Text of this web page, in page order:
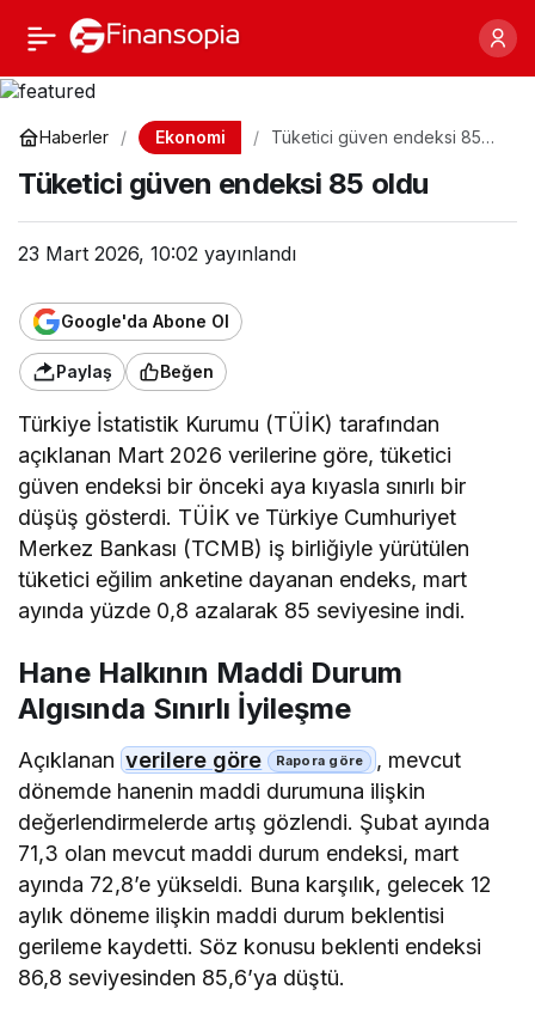
Haberler Ekonomi
Tüketici güven endeksi 85
Tüketici güven endeksi 85 oldu
23 Mart 2026, 10:02 yayınlandı
Google'da Abone Ol
Paylaş Beğen
Türkiye İstatistik Kurumu (TÜİK) tarafından
açıklanan Mart 2026 verilerine göre, tüketici
güven endeksi bir önceki aya kıyasla sınırlı bir
düşüş gösterdi. TÜİK ve Türkiye Cumhuriyet
Merkez Bankası (TCMB) iş birliğiyle yürütülen
tüketici eğilim anketine dayanan endeks, mart
ayında yüzde 0,8 azalarak 85 seviyesine indi.
Hane Halkının Maddi Durum
Algısında Sınırlı İyileşme
Açıklanan verilere göre
, mevcut
dönemde hanenin maddi durumuna ilişkin
değerlendirmelerde artış gözlendi. Şubat ayında
71,3 olan mevcut maddi durum endeksi, mart
ayında 72,8’e yükseldi. Buna karşılık, gelecek 12
aylık döneme ilişkin maddi durum beklentisi
gerileme kaydetti. Söz konusu beklenti endeksi
86,8 seviyesinden 85,6’ya düştü.
Tüketici güven endeksi
85 oldu
Paylaş